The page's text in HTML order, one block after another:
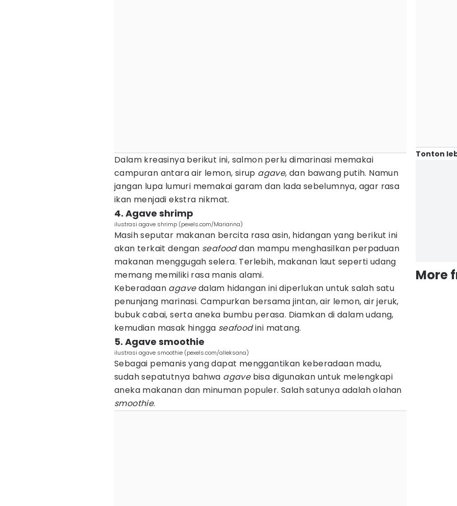
Dalam kreasinya berikut ini, salmon perlu dimarinasi memakai
campuran antara air lemon, sirup agave, dan bawang putih. Namun
jangan lupa lumuri memakai garam dan lada sebelumnya, agar rasa
ikan menjadi ekstra nikmat.
4. Agave shrimp
ilustrasi agave shrimp (pexels.com/Marianna)
Masih seputar makanan bercita rasa asin, hidangan yang berikut ini
akan terkait dengan seafooddan mampu menghasilkan perpaduan
makanan menggugah selera. Terlebih, makanan laut seperti udang
memang memiliki rasa manis alami.
Keberadaan agavedalam hidangan ini diperlukan untuk salah satu
penunjang marinasi. Campurkan bersama jintan, air lemon, air jeruk,
bubuk cabai, serta aneka bumbu perasa. Diamkan di dalam udang,
kemudian masak hingga seafoodini matang.
5. Agave smoothie
ilustrasi agave smoothie (pexels.com/alleksana)
Sebagai pemanis yang dapat menggantikan keberadaan madu,
sudah sepatutnya bahwa agavebisa digunakan untuk melengkapi
aneka makanan dan minuman populer. Salah satunya adalah olahan
smoothie.
Tonton
More